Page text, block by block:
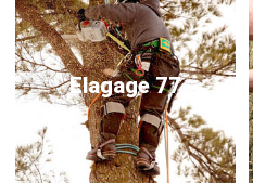
Elagage 77